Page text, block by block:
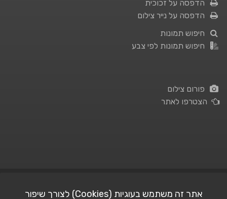
הדפסה על זכוכית
הדפסה על נייר צילום
חיפוש תמונות
חיפוש תמונות לפי צבע
פורום צילום
הצטרפו לאתר
אתר זה משתמש בעוגיות (Cookies) לצורך שיפור